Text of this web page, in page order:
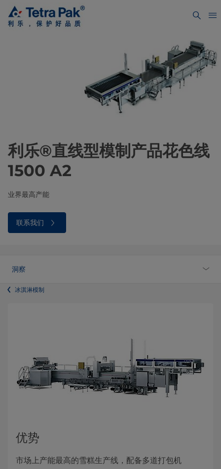
利乐®直线型模制产品花色线
1500 A2
业界最高产能
联系我们
洞察
冰淇淋模制
优势
市场上产能最高的雪糕生产线，配备多道打包机